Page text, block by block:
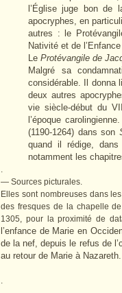
l’Église juge bon de
apocryphes, en
autres : le
Nativité et de
Le Protévangile de
Malgré sa
considérable. Il donna
deux autres
vie siècle-début du
l’époque
(1190-1264) dans son
quand il rédige,
notamment les
.
— Sources picturales.
Elles sont nombreuses dans
des fresques de la chapelle
1305, pour la proximité de
l’enfance de Marie en
de la nef, depuis le refus de
au retour de Marie à Nazareth.
.